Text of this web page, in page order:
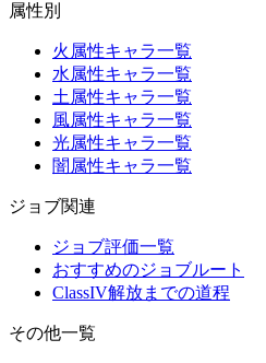
属性別
火属性キャラ一覧
水属性キャラ一覧
土属性キャラ一覧
風属性キャラ一覧
光属性キャラ一覧
闇属性キャラ一覧
ジョブ関連
ジョブ評価一覧
おすすめのジョブルート
ClassIV解放までの道程
その他一覧